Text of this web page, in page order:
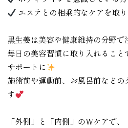
エステとの相乗的なケアを取
黒生姜は美容や健康維持の分野
毎日の美容習慣に取り入れるこ
サポートに
施術前や運動前、お風呂前など
す
「外側」と「内側」のWケアで、